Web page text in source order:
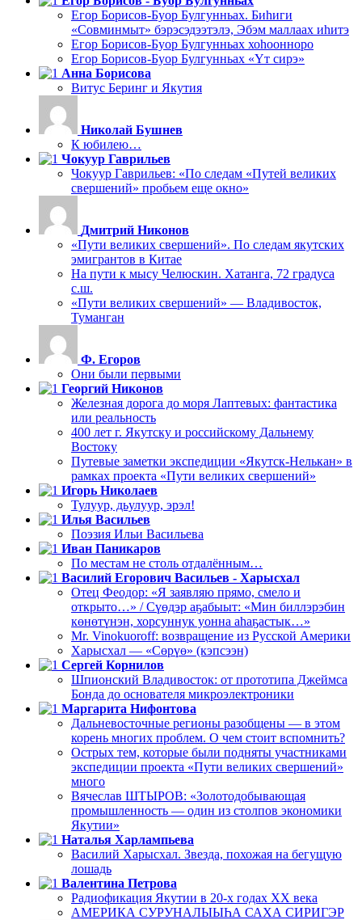
Егор Борисов-Буор Булгунньах. Биһиги
«Совминмыт» бэрэсэдээтэлэ, Эбэм маллаах иһитэ
Егор Борисов-Буор Булгунньах хоһоонноро
Егор Борисов-Буор Булгунньах «Үт сирэ»
Анна Борисова
Витус Беринг и Якутия
Николай Бушнев
К юбилею…
Чокуур Гаврильев
Чокуур Гаврильев: «По следам «Путей великих
свершений» пробьем еще окно»
Дмитрий Никонов
«Пути великих свершений». По следам якутских
эмигрантов в Китае
На пути к мысу Челюскин. Хатанга, 72 градуса
с.ш.
«Пути великих свершений» — Владивосток,
Туманган
Ф. Егоров
Они были первыми
Георгий Никонов
Железная дорога до моря Лаптевых: фантастика
или реальность
400 лет г. Якутску и российскому Дальнему
Востоку
Путевые заметки экспедиции «Якутск-Нелькан» в
рамках проекта «Пути великих свершений»
Игорь Николаев
Тулуур, дьулуур, эрэл!
Илья Васильев
Поэзия Ильи Васильева
Иван Паникаров
По местам не столь отдалённым…
Василий Егорович Васильев - Харысхал
Отец Феодор: «Я заявляю прямо, смело и
открыто…» / Сүөдэр аҕабыыт: «Мин биллэрэбин
көнөтүнэн, хорсуннук уонна аһаҕастык…»
Mr. Vinokuoroff: возвращение из Русской Америки
Харысхал — «Сөрүө» (кэпсээн)
Сергей Корнилов
Шпионский Владивосток: от прототипа Джеймса
Бонда до основателя микроэлектроники
Маргарита Нифонтова
Дальневосточные регионы разобщены — в этом
корень многих проблем. О чем стоит вспомнить?
Острых тем, которые были подняты участниками
экспедиции проекта «Пути великих свершений»
много
Вячеслав ШТЫРОВ: «Золотодобывающая
промышленность — один из столпов экономики
Якутии»
Наталья Харлампьева
Василий Харысхал. Звезда, похожая на бегущую
лошадь
Валентина Петрова
Радиофикация Якутии в 20-х годах ХХ века
АМЕРИКА СУРУНАЛЫЫҺА САХА СИРИГЭР